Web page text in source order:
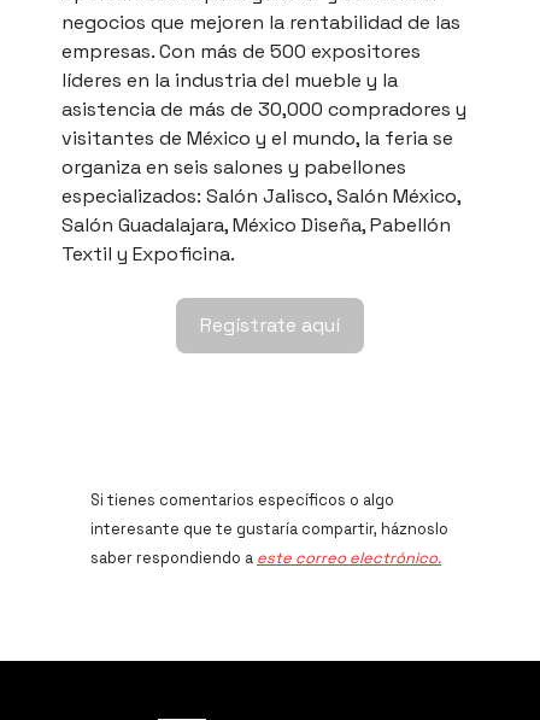
negocios que mejoren la rentabilidad de las
empresas. Con más de 500 expositores
líderes en la industria del mueble y la
asistencia de más de 30,000 compradores y
visitantes de México y el mundo, la feria se
organiza en seis salones y pabellones
especializados: Salón Jalisco, Salón México,
Salón Guadalajara, México Diseña, Pabellón
Textil y Expoficina.
Regístrate aquí
Si tienes comentarios específicos o algo
interesante que te gustaría compartir, háznoslo
saber respondiendo a este correo electrónico.